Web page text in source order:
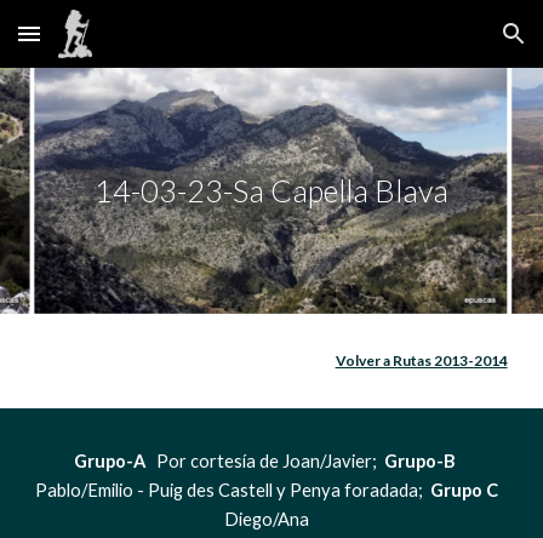
Skip to main content Skip to navigation
14-03-23-Sa Capella Blava
Volver a Rutas 2013-2014
Grupo-A Por cortesía de Joan/Javier;
Pablo/Emilio - Puig des Castell y Penya foradada;
Diego/Ana